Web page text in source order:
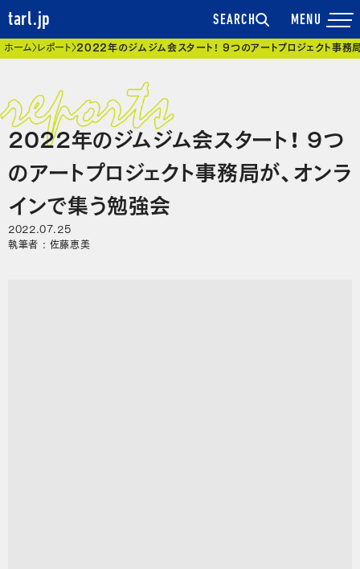
tarl.jp SEARCH
現在位置
ホーム レポート 2022年のジムジム会スタート！ 9つのアートプロジェクト事務
2022年のジムジム会スタート！ 9つ
のアートプロジェクト事務局が、オンラ
インで集う勉強会
2022.07.25
執筆者 : 佐藤恵美